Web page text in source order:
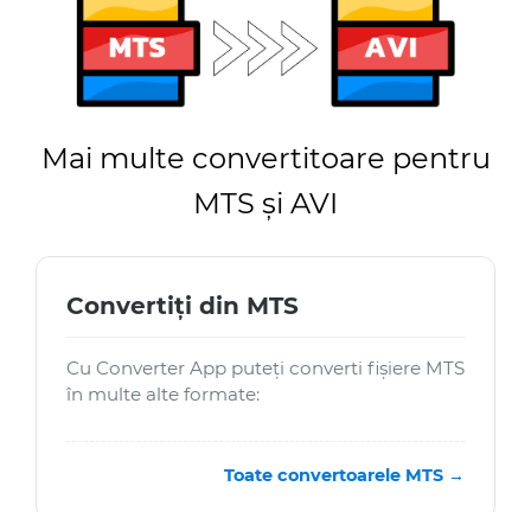
Mai multe convertitoare pentru
MTS și AVI
Convertiți din MTS
Cu Converter App puteți converti fișiere MTS
în multe alte formate:
Toate convertoarele MTS →